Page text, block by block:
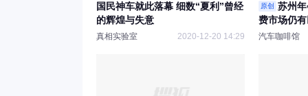
国民神车就此落幕 细数“夏利”曾经
的辉煌与失意
真相实验室 2020-12-20 14:29
原创
苏州
费市场仍
汽车咖啡馆